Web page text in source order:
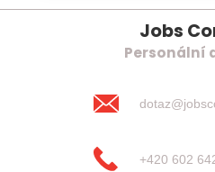
Jobs
Personální
+420 602